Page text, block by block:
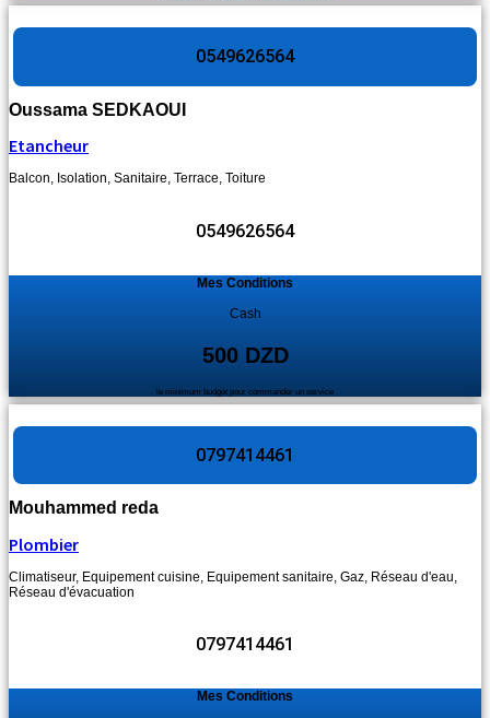
0549626564
Oussama SEDKAOUI
Etancheur
Balcon, Isolation, Sanitaire, Terrace, Toiture
0549626564
Mes Conditions
Cash
500 DZD
le minimum budget pour commander un service
0797414461
Mouhammed reda
Plombier
Climatiseur, Equipement cuisine, Equipement sanitaire, Gaz, Réseau d'eau,
Réseau d'évacuation
0797414461
Mes Conditions